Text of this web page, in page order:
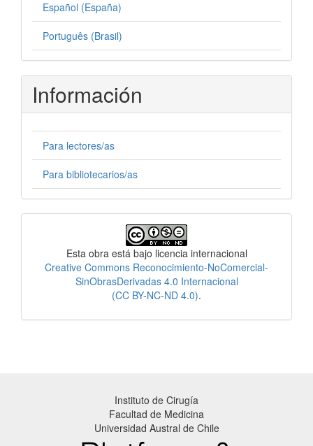
Español (España)
Português (Brasil)
Información
Para lectores/as
Para bibliotecarios/as
Esta obra está bajo licencia internacional
Creative Commons Reconocimiento-NoComercial-
SinObrasDerivadas 4.0 Internacional
(CC BY-NC-ND 4.0).
Instituto de Cirugía
Facultad de Medicina
Universidad Austral de Chile